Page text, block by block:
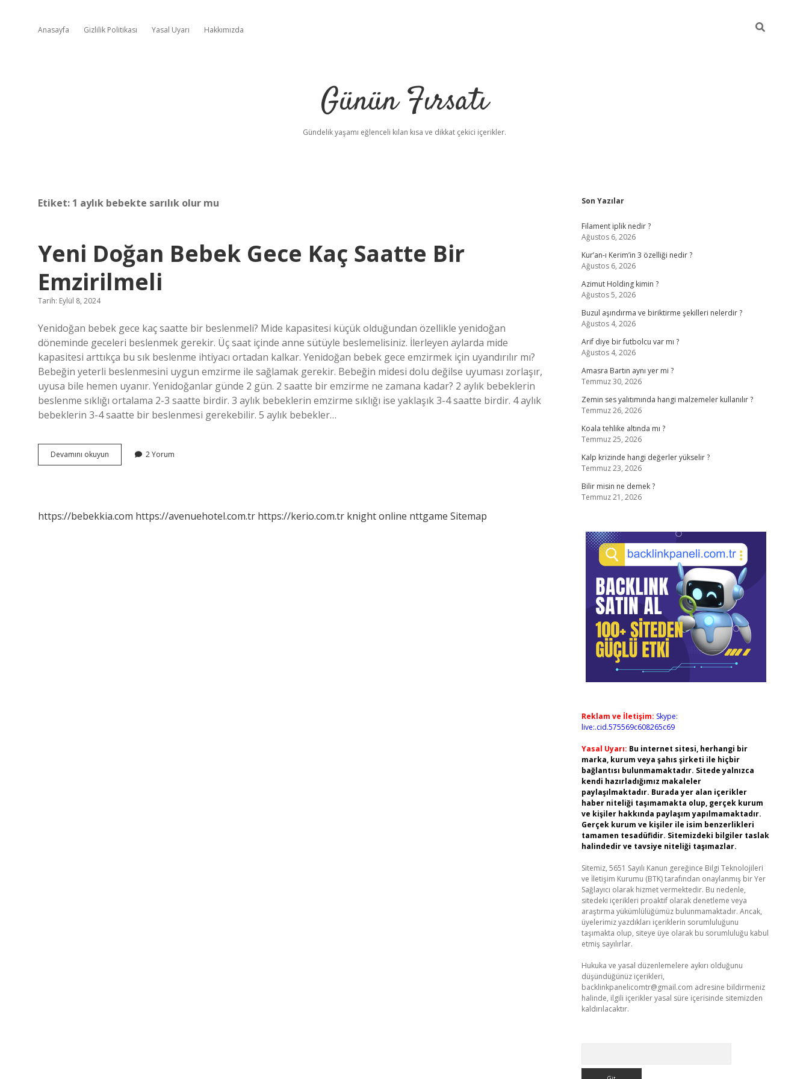
Anasayfa Gizlilik Politikası Yasal Uyarı Hakkımızda
Günün Fırsatı
Gündelik yaşamı eğlenceli kılan kısa ve dikkat çekici içerikler.
Etiket: 1 aylık bebekte sarılık olur mu
Yeni Doğan Bebek Gece Kaç Saatte Bir
Emzirilmeli
Tarih: Eylül 8, 2024
Yenidoğan bebek gece kaç saatte bir beslenmeli? Mide kapasitesi küçük olduğundan özellikle yenidoğan
döneminde geceleri beslenmek gerekir. Üç saat içinde anne sütüyle beslemelisiniz. İlerleyen aylarda mide
kapasitesi arttıkça bu sık beslenme ihtiyacı ortadan kalkar. Yenidoğan bebek gece emzirmek için uyandırılır mı?
Bebeğin yeterli beslenmesini uygun emzirme ile sağlamak gerekir. Bebeğin midesi dolu değilse uyuması zorlaşır,
uyusa bile hemen uyanır. Yenidoğanlar günde 2 gün. 2 saatte bir emzirme ne zamana kadar? 2 aylık bebeklerin
beslenme sıklığı ortalama 2-3 saatte birdir. 3 aylık bebeklerin emzirme sıklığı ise yaklaşık 3-4 saatte birdir. 4 aylık
bebeklerin 3-4 saatte bir beslenmesi gerekebilir. 5 aylık bebekler…
Devamını okuyun
Doğan
Bir
2 Yorum
https://bebekkia.com https://avenuehotel.com.tr https://kerio.com.tr knight online nttgame Sitemap
Sidebar
Son Yazılar
Filament iplik nedir ?
Ağustos 6, 2026
Kur’an-ı Kerim’in 3 özelliği nedir ?
Ağustos 6, 2026
Azimut Holding kimin ?
Ağustos 5, 2026
Buzul aşındırma ve biriktirme şekilleri nelerdir ?
Ağustos 4, 2026
Arif diye bir futbolcu var mı ?
Ağustos 4, 2026
Amasra Bartın aynı yer mi ?
Temmuz 30, 2026
Zemin ses yalıtımında hangi malzemeler kullanılır ?
Temmuz 26, 2026
Koala tehlike altında mı ?
Temmuz 25, 2026
Kalp krizinde hangi değerler yükselir ?
Temmuz 23, 2026
Bilir misin ne demek ?
Temmuz 21, 2026
Reklam ve İletişim: Skype:
live:.cid.575569c608265c69
Yasal Uyarı: Bu internet sitesi, herhangi bir
marka, kurum veya şahıs şirketi ile hiçbir
bağlantısı bulunmamaktadır. Sitede yalnızca
kendi hazırladığımız makaleler
paylaşılmaktadır. Burada yer alan içerikler
haber niteliği taşımamakta olup, gerçek kurum
ve kişiler hakkında paylaşım yapılmamaktadır.
Gerçek kurum ve kişiler ile isim benzerlikleri
tamamen tesadüfidir. Sitemizdeki bilgiler taslak
halindedir ve tavsiye niteliği taşımazlar.
Sitemiz, 5651 Sayılı Kanun gereğince Bilgi Teknolojileri
ve İletişim Kurumu (BTK) tarafından onaylanmış bir Yer
Sağlayıcı olarak hizmet vermektedir. Bu nedenle,
sitedeki içerikleri proaktif olarak denetleme veya
araştırma yükümlülüğümüz bulunmamaktadır. Ancak,
üyelerimiz yazdıkları içeriklerin sorumluluğunu
taşımakta olup, siteye üye olarak bu sorumluluğu kabul
etmiş sayılırlar.
Hukuka ve yasal düzenlemelere aykırı olduğunu
düşündüğünüz içerikleri,
backlinkpanelicomtr@gmail.com adresine bildirmeniz
halinde, ilgili içerikler yasal süre içerisinde sitemizden
kaldırılacaktır.
vdcasino güncel giriş